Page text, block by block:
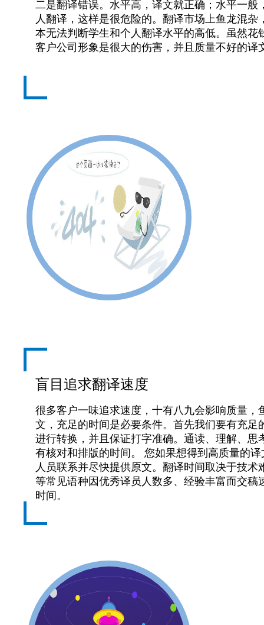
二是翻译错误。水平高，译文就正确；水平一
人翻译，这样是很危险的。翻译市场上鱼龙混
本无法判断学生和个人翻译水平的高低。虽然
客户公司形象是很大的伤害，并且质量不好的译
盲目追求翻译速度
很多客户一味追求速度，十有八九会影响质量
文，充足的时间是必要条件。首先我们要有充
进行转换，并且保证打字准确。通读、理解、
有核对和排版的时间。 您如果想得到高质量的
人员联系并尽快提供原文。翻译时间取决于技
等常见语种因优秀译员人数多、经验丰富而交
时间。